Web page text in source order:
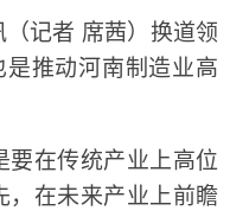
记者 席茜）换道领
是推动河南制造业高
在传统产业上高位
，在未来产业上前瞻